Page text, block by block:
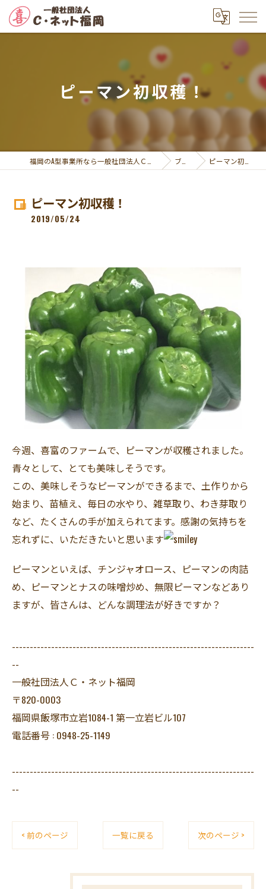
ピーマン初収穫！
ブログ ピーマン初収穫！
ピーマン初収穫！
2019/05/24
今週、喜富のファームで、ピーマンが収穫されました。
青々として、とても美味しそうです。
この、美味しそうなピーマンができるまで、土作りから
始まり、苗植え、毎日の水やり、雑草取り、わき芽取り
など、たくさんの手が加えられてます。感謝の気持ちを
忘れずに、いただきたいと思います
ピーマンといえば、チンジャオロース、ピーマンの肉詰
め、ピーマンとナスの味噌炒め、無限ピーマンなどあり
ますが、皆さんは、どんな調理法が好きですか？
--------------------------------------------------------------------
--
一般社団法人Ｃ・ネット福岡
〒820-0003
福岡県飯塚市立岩1084-1 第一立岩ビル107
電話番号 : 0948-25-1149
--------------------------------------------------------------------
--
< 前のページ 一覧に戻る 次のページ >